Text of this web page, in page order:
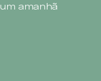
amanhã